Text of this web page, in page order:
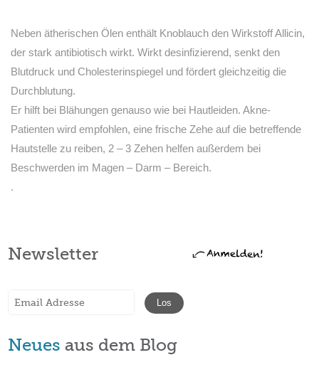
Neben ätherischen Ölen enthält Knoblauch den Wirkstoff Allicin,
der stark antibiotisch wirkt. Wirkt desinfizierend, senkt den
Blutdruck und Cholesterinspiegel und fördert gleichzeitig die
Durchblutung.
Er hilft bei Blähungen genauso wie bei Hautleiden. Akne-
Patienten wird empfohlen, eine frische Zehe auf die betreffende
Hautstelle zu reiben, 2 – 3 Zehen helfen außerdem bei
Beschwerden im Magen – Darm – Bereich.
.
Newsletter
Neues aus dem Blog